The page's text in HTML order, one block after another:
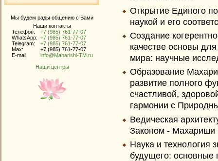
Мы будем рады общению с Вами
Наши контакты
Телефон:
+7 (985) 761-77-07
WhatsApp: +7 (985) 761-77-07
Telegram:
+7 (985) 761-77-07
Max:
+7 (985) 761-77-07
E-mail:
info@Maharishi-TM.ru
Наши центры
Открытие Единого
наукой и его
Создание
качестве основы
мира: научные
Образование
развитие полного
счастливой,
гармонии с
Ведическая
Законом - Махариши
Наука и технология
будущего: основные